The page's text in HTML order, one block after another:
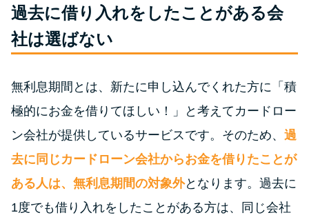
その他コラム
は解決しないと危険な理由と対
処法3つ
家賃払えないが強制退去は避け
法2選
過去に借り入れをしたことがある会
社は選ばない
無利息期間とは、新たに申し込んでくれた方に「積
極的にお金を借りてほしい！」と考えてカードロー
ン会社が提供しているサービスです。そのため、 過
去に同じカードローン会社からお金を借りたことが
ある人は、無利息期間の対象外となります。過去に
1度でも借り入れをしたことがある方は、同じ会社